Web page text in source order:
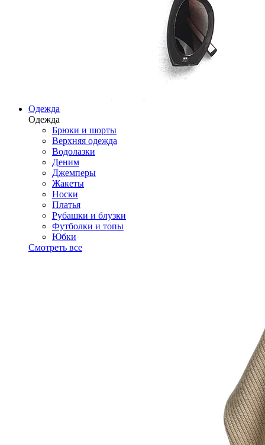
Одежда
Одежда
Брюки и шорты
Верхняя одежда
Водолазки
Деним
Джемперы
Жакеты
Носки
Платья
Рубашки и блузки
Футболки и топы
Юбки
Смотреть все